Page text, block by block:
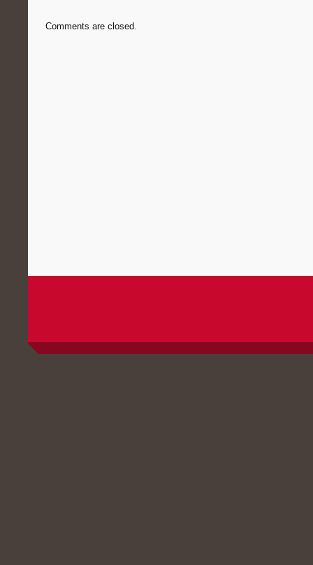
Comments are closed.